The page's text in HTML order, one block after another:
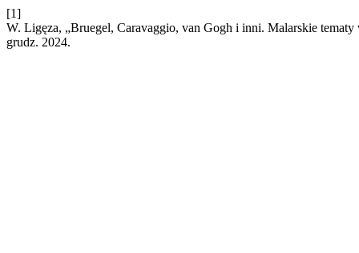
[1]
W. Ligęza, „Bruegel, Caravaggio, van Gogh i inni. Malarskie
grudz. 2024.